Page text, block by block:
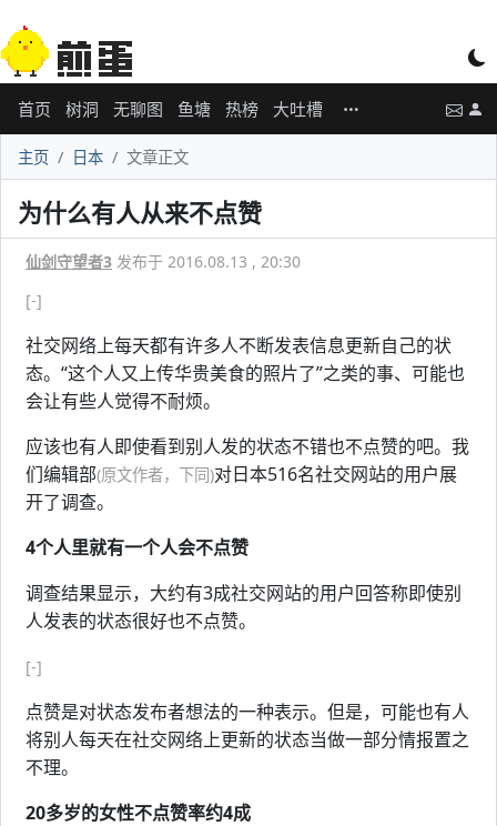
首页 树洞 无聊图 鱼塘 热榜 大吐槽
主页 日本 文章正文
为什么有人从来不点赞
仙剑守望者3 发布于 2016.08.13 , 20:30
[-]
社交网络上每天都有许多人不断发表信息更新自己的状
态。“这个人又上传华贵美食的照片了”之类的事、可能也
会让有些人觉得不耐烦。
应该也有人即使看到别人发的状态不错也不点赞的吧。我
们编辑部(原文作者，下同)对日本516名社交网站的用户展
开了调查。
4个人里就有一个人会不点赞
调查结果显示，大约有3成社交网站的用户回答称即使别
人发表的状态很好也不点赞。
[-]
点赞是对状态发布者想法的一种表示。但是，可能也有人
将别人每天在社交网络上更新的状态当做一部分情报置之
不理。
20多岁的女性不点赞率约4成